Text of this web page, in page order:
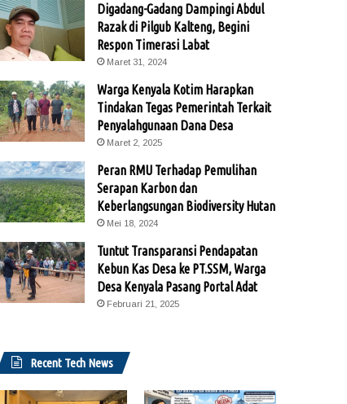
Digadang-Gadang Dampingi Abdul
Razak di Pilgub Kalteng, Begini
Respon Timerasi Labat
Maret 31, 2024
Warga Kenyala Kotim Harapkan
Tindakan Tegas Pemerintah Terkait
Penyalahgunaan Dana Desa
Maret 2, 2025
Peran RMU Terhadap Pemulihan
Serapan Karbon dan
Keberlangsungan Biodiversity Hutan
Mei 18, 2024
Tuntut Transparansi Pendapatan
Kebun Kas Desa ke PT.SSM, Warga
Desa Kenyala Pasang Portal Adat
Februari 21, 2025
Recent Tech News